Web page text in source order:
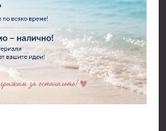
Стативи и поставки
Четки и инструменти
Моливи, акварелни
комплекти